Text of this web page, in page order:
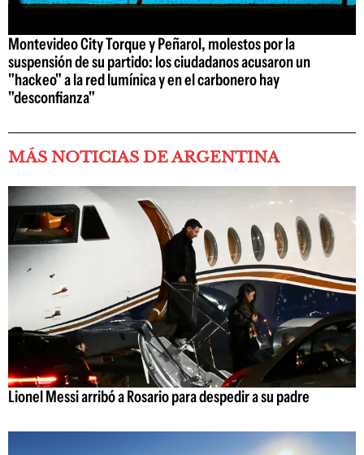
Montevideo City Torque y Peñarol, molestos por la
suspensión de su partido: los ciudadanos acusaron un
"hackeo" a la red lumínica y en el carbonero hay
"desconfianza"
MÁS NOTICIAS DE ARGENTINA
Lionel Messi arribó a Rosario para despedir a su padre